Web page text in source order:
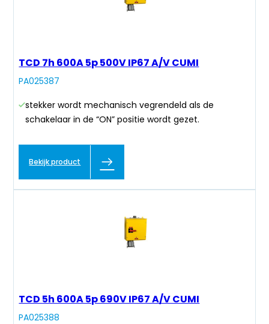
TCD 7h 600A 5p 500V IP67 A/V CUMI
PA025387
stekker wordt mechanisch vegrendeld als de
schakelaar in de “ON” positie wordt gezet.
Bekijk product
TCD 5h 600A 5p 690V IP67 A/V CUMI
PA025388